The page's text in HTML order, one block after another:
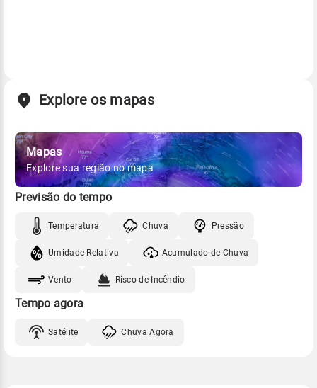
Explore os mapas
Mapas
Explore sua região no mapa
Previsão do tempo
Temperatura Chuva Pressão
Umidade Relativa Acumulado de Chuva
Vento Risco de Incêndio
Tempo agora
Satélite Chuva Agora